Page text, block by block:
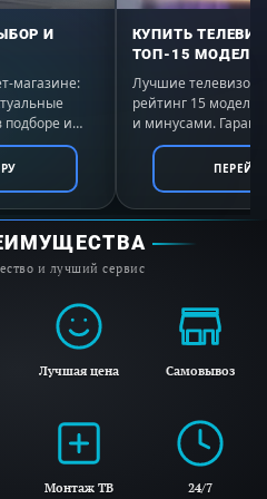
подойдет и для
быстрой прожарки,
тепла
И
магазине:
и
по
КУПИТЬ
ТОП-15
Лучшие телевизоры
рейтинг 15
и минусами.
России. Выбирайте
и лучший сервис
Лучшая цена Самовывоз
Монтаж ТВ 24/7